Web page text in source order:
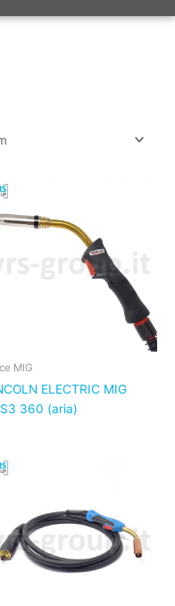
MIG
ELECTRIC MIG
360 (aria)